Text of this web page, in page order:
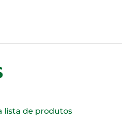
lista de produtos